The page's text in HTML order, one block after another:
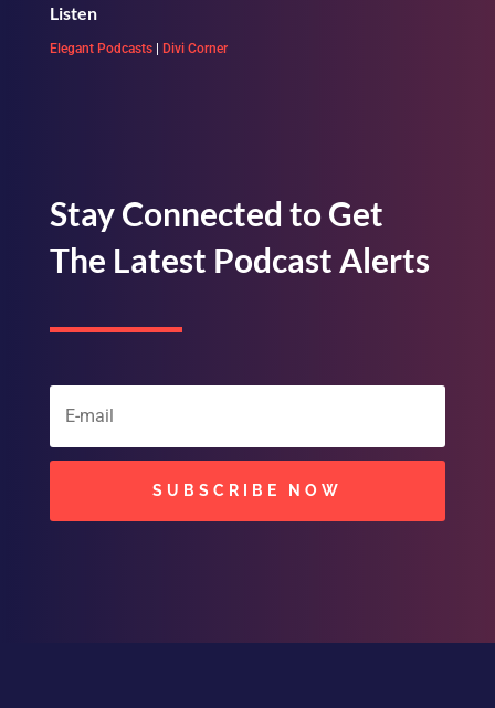
Listen
Elegant Podcasts| Divi Corner
Stay Connected to Get
The Latest Podcast Alerts
SUBSCRIBE NOW